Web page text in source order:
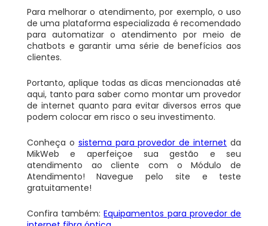
Para melhorar o atendimento, por exemplo, o uso
de uma plataforma especializada é recomendado
para automatizar o atendimento por meio de
chatbots e garantir uma série de benefícios aos
clientes.
Portanto, aplique todas as dicas mencionadas até
aqui, tanto para saber como montar um provedor
de internet quanto para evitar diversos erros que
podem colocar em risco o seu investimento.
Conheça o sistema para provedor de internet da
MikWeb e aperfeiçoe sua gestão e seu
atendimento ao cliente com o Módulo de
Atendimento! Navegue pelo site e teste
gratuitamente!
Confira também:Equipamentos para provedor de